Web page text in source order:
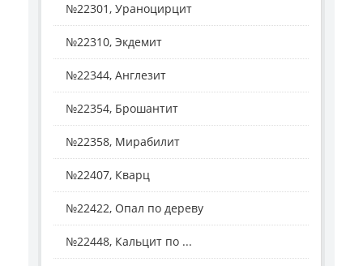
№22301, Ураноцирцит
№22310, Экдемит
№22344, Англезит
№22354, Брошантит
№22358, Мирабилит
№22407, Кварц
№22422, Опал по дереву
№22448, Кальцит по ...